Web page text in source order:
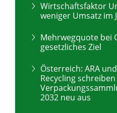
Wirtschaftsfaktor
weniger Umsatz im
Mehrwegquote bei
gesetzliches Ziel
Österreich: ARA
Recycling schreiben
2032 neu aus